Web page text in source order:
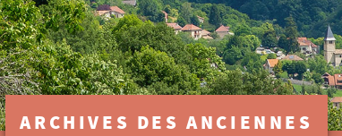
ARCHIVES DES ANCIENNES